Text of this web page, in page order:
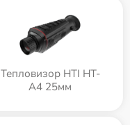
Тепловизор HTI HT-
A4 25мм